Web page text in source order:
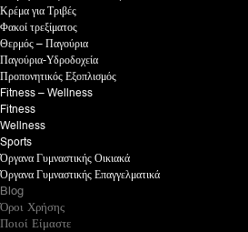
Κρέμα για Τριβές
Φακοί τρεξίματος
Θερμός – Παγούρια
Παγούρια-Υδροδοχεία
Προπονητικός Εξοπλισμός
Fitness – Wellness
Fitness
Wellness
Sports
Όργανα Γυμναστικής Οικιακά
Όργανα Γυμναστικής Επαγγελματικά
Blog
Όροι Χρήσης
Ποιοί Είμαστε